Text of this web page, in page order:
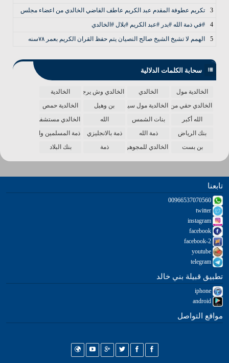
3
تكريم عطوفة المقدم عبد الكريم عاطف القاضي الخالدي من اعضاء مجلس
4
#في ذمة الله #بدر #عبد الكريم #بلال #الخالدي
5
الهمم لا تشيخ الشيخ صالح النصيان يتم حفظ القران الكريم بعمر ٧٨سنه
سحابة الكلمات الدلالية
الخالدية مول الخالدي الخالدي وش يرجع
الخالدية
الخالدي حقي من الدنياالخالدية مول سينما بن وهيل
الخالدية حمص
الله أكبر
بنات الشمس الله
الخالدي مستشفى
بنك الرياض
ذمة الله ذمة بالانجليزي
ذمة المسلمين واحدة
بن بست
الخالدي للمجوهرات ذمة بنك البلاد
تابعنا
تطبيق قبيلة بني خالد
مواقع التواصل